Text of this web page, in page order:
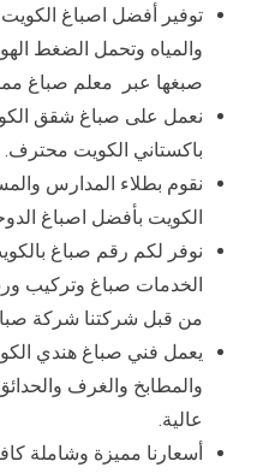
توفير أفضل اصباغ الكويت
والمياه وتحمل الضغط
صبغها عبر معلم صباغ
نعمل على صباغ شقق
باكستاني الكويت محترف.
نقوم بطلاء المدارس
الكويت بأفضل اصباغ
نوفر لكم رقم صباغ
الخدمات صباغ وتركيب
من قبل شركتنا شركة
يعمل فني صباغ هندي
والمطابخ والغرف
عالية.
أسعارنا مميزة وشاملة